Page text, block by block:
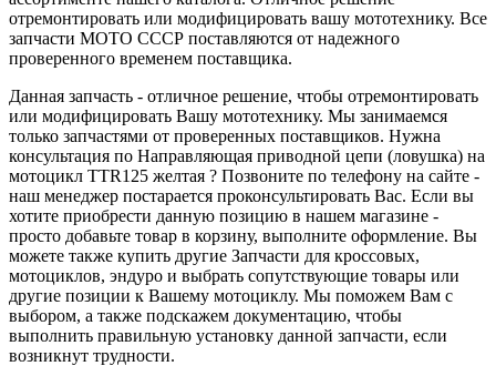
отремонтировать или модифицировать вашу мототехнику. Все
запчасти МОТО СССР поставляются от надежного
проверенного временем поставщика.
Данная запчасть - отличное решение, чтобы отремонтировать
или модифицировать Вашу мототехнику. Мы занимаемся
только запчастями от проверенных поставщиков. Нужна
консультация по Направляющая приводной цепи (ловушка) на
мотоцикл TTR125 желтая ? Позвоните по телефону на сайте -
наш менеджер постарается проконсультировать Вас. Если вы
хотите приобрести данную позицию в нашем магазине -
просто добавьте товар в корзину, выполните оформление. Вы
можете также купить другие Запчасти для кроссовых,
мотоциклов, эндуро и выбрать сопутствующие товары или
другие позиции к Вашему мотоциклу. Мы поможем Вам с
выбором, а также подскажем документацию, чтобы
выполнить правильную установку данной запчасти, если
возникнут трудности.